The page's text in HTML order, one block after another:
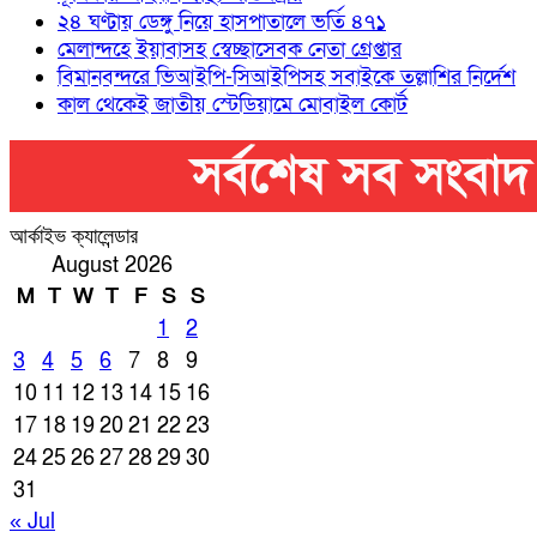
২৪ ঘণ্টায় ডেঙ্গু নিয়ে হাসপাতালে ভর্তি ৪৭১
মেলান্দহে ইয়াবাসহ স্বেচ্ছাসেবক নেতা গ্রেপ্তার
বিমানবন্দরে ভিআইপি-সিআইপিসহ সবাইকে তল্লাশির নির্দেশ
কাল থেকেই জাতীয় স্টেডিয়ামে মোবাইল কোর্ট
আর্কাইভ ক্যালেন্ডার
August 2026
M T W T F S S
1
2
3
4 5 6 7 8
9
10 11 12 13 14 15 16
17 18 192021 2223
24252627282930
31
« Jul